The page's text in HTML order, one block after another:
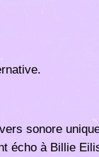
sonore
écho à Billie